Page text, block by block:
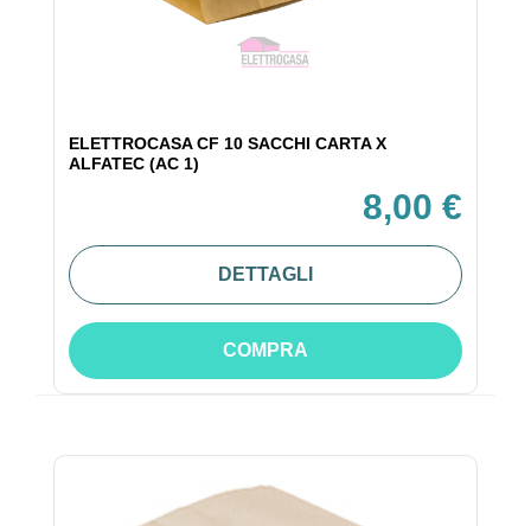
ELETTROCASA CF 10 SACCHI CARTA X
ALFATEC (AC 1)
8,00 €
DETTAGLI
COMPRA